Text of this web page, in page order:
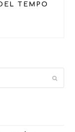
TEMPO
Submit